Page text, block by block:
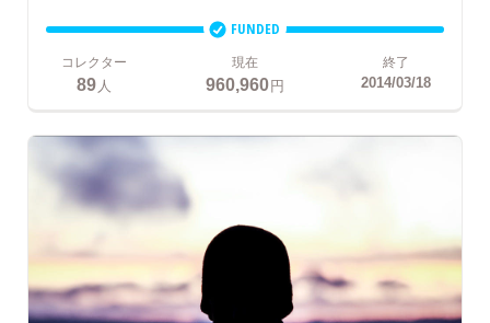
FUNDED
コレクター
89 人
現在
960,960円
終了
2014/03/18